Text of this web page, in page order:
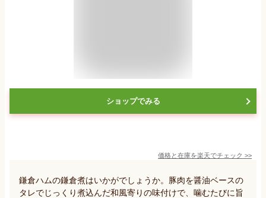
ショップでみる
価格と在庫を楽天でチェック >>
鎌倉ハムの鎌倉煮はいかがでしょうか。豚肉を醤油ベースの
タレでじっくり煮込んだ和風寄りの味付けで、噛むたびに旨